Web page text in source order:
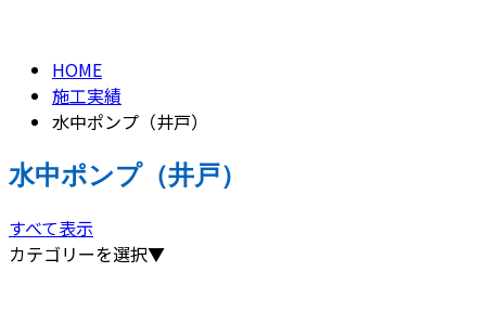
HOME
施工実績
水中ポンプ（井戸）
水中ポンプ（井戸）
すべて表示
カテゴリーを選択▼